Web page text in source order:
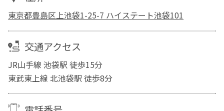
東京都豊島区上池袋1-25-7 ハイステート池袋101
交通アクセス
JR山手線 池袋駅 徒歩15分
東武東上線 北池袋駅 徒歩8分